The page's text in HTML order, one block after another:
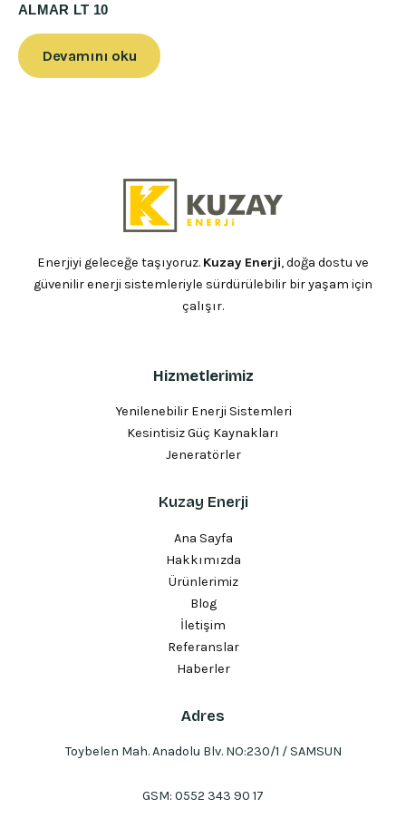
ALMAR LT 10
Devamını oku
Enerjiyi geleceğe taşıyoruz. Kuzay Enerji, doğa dostu ve
güvenilir enerji sistemleriyle sürdürülebilir bir yaşam için
çalışır.
Hizmetlerimiz
Yenilenebilir Enerji Sistemleri
Kesintisiz Güç Kaynakları
Jeneratörler
Kuzay Enerji
Ana Sayfa
Hakkımızda
Ürünlerimiz
Blog
İletişim
Referanslar
Haberler
Adres
Toybelen Mah. Anadolu Blv. NO:230/1 / SAMSUN
GSM: 0552 343 90 17